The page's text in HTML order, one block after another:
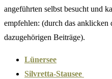
angeführten selbst besucht und
empfehlen: (durch das
dazugehörigen Beiträge).
Lünersee
Silvretta-Stausee